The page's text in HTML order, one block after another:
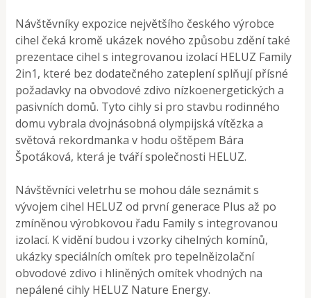
Návštěvníky expozice největšího českého výrobce
cihel čeká kromě ukázek nového způsobu zdění také
prezentace cihel s integrovanou izolací HELUZ Family
2in1, které bez dodatečného zateplení splňují přísné
požadavky na obvodové zdivo nízkoenergetických a
pasivních domů. Tyto cihly si pro stavbu rodinného
domu vybrala dvojnásobná olympijská vítězka a
světová rekordmanka v hodu oštěpem Bára
Špotáková, která je tváří společnosti HELUZ.
Návštěvníci veletrhu se mohou dále seznámit s
vývojem cihel HELUZ od první generace Plus až po
zmíněnou výrobkovou řadu Family s integrovanou
izolací. K vidění budou i vzorky cihelných komínů,
ukázky speciálních omítek pro tepelněizolační
obvodové zdivo i hliněných omítek vhodných na
nepálené cihly HELUZ Nature Energy.